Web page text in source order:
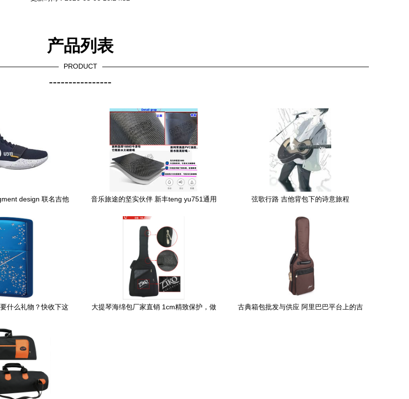
产品列表
PRODUCT
----------------
design 联名吉他
3 乐器包吸睛
音乐旅途的坚实伙伴 新丰teng yu751通用
弦歌行路 吉他背包下的诗意旅程
什么礼物？快收下这
大提琴海绵包厂家直销 1cm精致保护，做
古典箱包批发与供应 阿里巴巴平台上的吉